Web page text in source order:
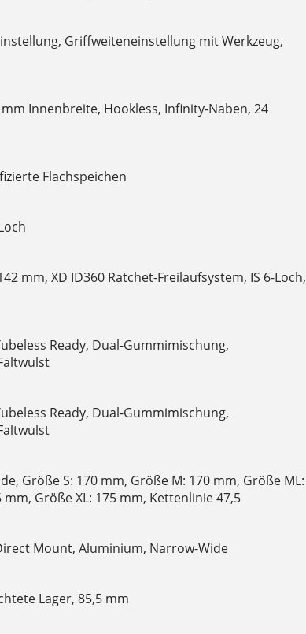
Griffweiteneinstellung mit Werkzeug,
mm Innenbreite, Hookless, Infinity-Naben, 24
Flachspeichen
mm, XD ID360 Ratchet-Freilaufsystem, IS 6-Loch,
Ready, Dual-Gummimischung,
Ready, Dual-Gummimischung,
Größe S: 170 mm, Größe M: 170 mm, Größe ML:
mm, Größe XL: 175 mm, Kettenlinie 47,5
Direct Mount, Aluminium, Narrow-Wide
Lager, 85,5 mm